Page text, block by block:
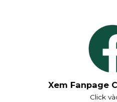
Xem Fanpage
Click